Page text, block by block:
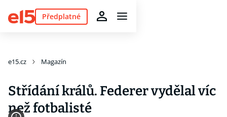
Předplatné
e15.cz Magazín
Střídání králů. Federer vydělal víc
než fotbalisté